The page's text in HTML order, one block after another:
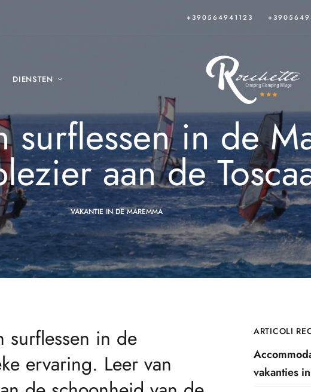
+390564941123
DIENSTEN
surflessen in de
aan de
VAKANTIE IN DE MAREMMA
surflessen in de
ervaring. Leer van
ARTICOLI
vakanties